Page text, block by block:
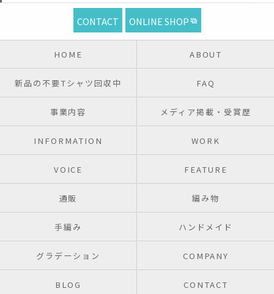
CONTACT ONLINE SHOP
HOME ABOUT
新品の不要Tシャツ回収中 FAQ
事業内容 メディア掲載・受賞歴
INFORMATION WORK
VOICE FEATURE
通販 編み物
手編み ハンドメイド
グラデーション COMPANY
BLOG CONTACT